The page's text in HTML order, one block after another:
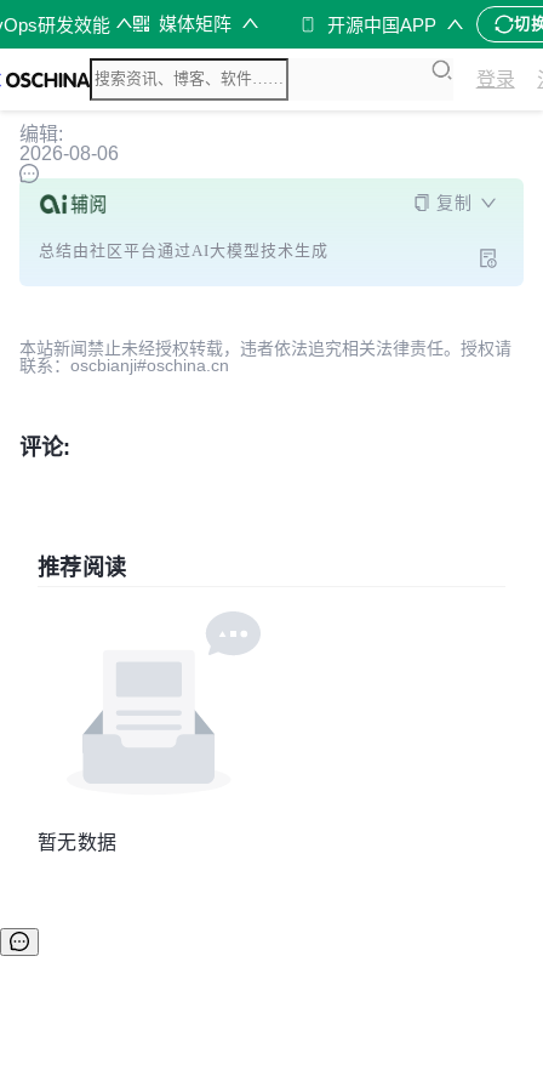
研发效能 媒体矩阵 开源中国APP 切
登录
编辑:
2026-08-06
复制
总结由社区平台通过AI大模型技术生成
本站新闻禁止未经授权转载，违者依法追究相关法律责任。授权请
联系：oscbianji#oschina.cn
评论:
推荐阅读
暂无数据